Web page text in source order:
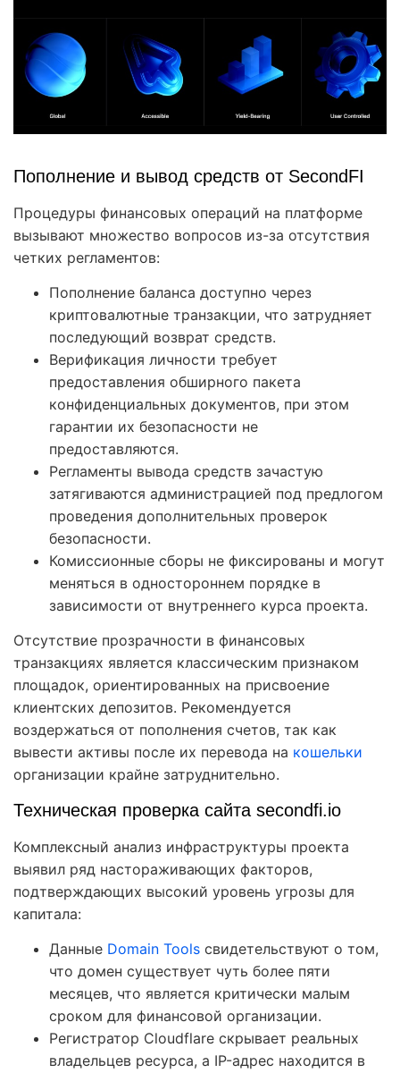
Пополнение и вывод средств от SecondFI
Процедуры финансовых операций на платформе
вызывают множество вопросов из-за отсутствия
четких регламентов:
Пополнение баланса доступно через
криптовалютные транзакции, что затрудняет
последующий возврат средств.
Верификация личности требует
предоставления обширного пакета
конфиденциальных документов, при этом
гарантии их безопасности не
предоставляются.
Регламенты вывода средств зачастую
затягиваются администрацией под предлогом
проведения дополнительных проверок
безопасности.
Комиссионные сборы не фиксированы и могут
меняться в одностороннем порядке в
зависимости от внутреннего курса проекта.
Отсутствие прозрачности в финансовых
транзакциях является классическим признаком
площадок, ориентированных на присвоение
клиентских депозитов. Рекомендуется
воздержаться от пополнения счетов, так как
вывести активы после их перевода на кошельки
организации крайне затруднительно.
Техническая проверка сайта secondfi.io
Комплексный анализ инфраструктуры проекта
выявил ряд настораживающих факторов,
подтверждающих высокий уровень угрозы для
капитала:
Данные Domain Tools свидетельствуют о том,
что домен существует чуть более пяти
месяцев, что является критически малым
сроком для финансовой организации.
Регистратор Cloudflare скрывает реальных
владельцев ресурса, а IP-адрес находится в